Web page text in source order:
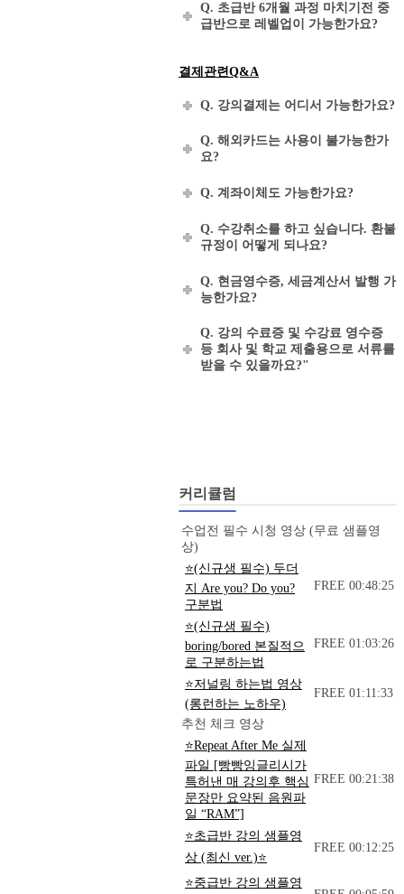
Q. 초급반 6개월 과정 마치기전 중
급반으로 레벨업이 가능한가요?
결제관련Q&A
Q. 강의결제는 어디서 가능한가요?
Q. 해외카드는 사용이 불가능한가
요?
Q. 계좌이체도 가능한가요?
Q. 수강취소를 하고 싶습니다. 환불
규정이 어떻게 되나요?
Q. 현금영수증, 세금계산서 발행 가
능한가요?
Q. 강의 수료증 및 수강료 영수증
등 회사 및 학교 제출용으로 서류를
받을 수 있을까요?"
커리큘럼
수업전 필수 시청 영상 (무료 샘플영
상)
⭐(신규생 필수) 두더
지 Are you? Do you?
구분법
FREE 00:48:25
⭐(신규생 필수)
boring/bored 본질적으
로 구분하는법
FREE 01:03:26
⭐저널링 하는법 영상
(롱런하는 노하우)
FREE 01:11:33
추천 체크 영상
⭐Repeat After Me 실제
파일 [빵빵잉글리시가
특허낸 매 강의후 핵심
문장만 요약된 음원파
일 “RAM”]
FREE 00:21:38
⭐초급반 강의 샘플영
상 (최신 ver.)⭐
FREE 00:12:25
⭐중급반 강의 샘플영